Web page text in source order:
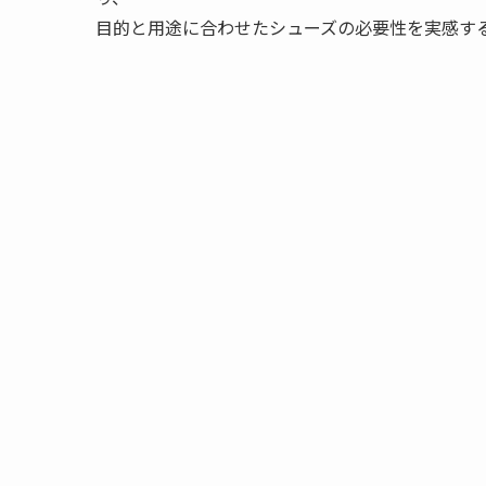
目的と用途に合わせたシューズの必要性を実感す